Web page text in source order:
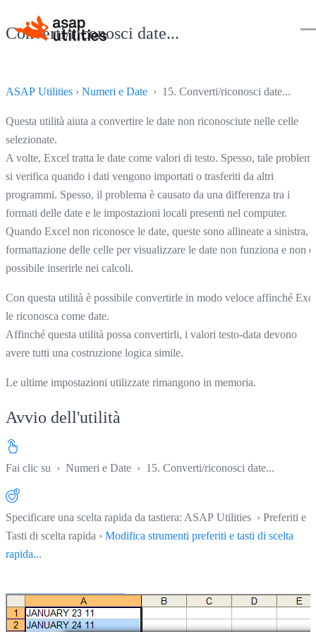
Converti/riconosci date...
ASAP Utilities › Numeri e Date › 15. Converti/riconosci date...
Questa utilità aiuta a convertire le date non riconosciute nelle celle
selezionate.
A volte, Excel tratta le date come valori di testo. Spesso, tale
si verifica quando i dati vengono importati o trasferiti da altri
programmi. Spesso, il problema è causato da una differenza tra i
formati delle date e le impostazioni locali presenti nel computer.
Quando Excel non riconosce le date, queste sono allineate a sinistra,
formattazione delle celle per visualizzare le date non funziona e non è
possibile inserirle nei calcoli.
Con questa utilità è possibile convertirle in modo veloce affinché
le riconosca come date.
Affinché questa utilità possa convertirli, i valori testo-data devono
avere tutti una costruzione logica simile.
Le ultime impostazioni utilizzate rimangono in memoria.
Avvio dell'utilità
Fai clic su › Numeri e Date › 15. Converti/riconosci date...
Specificare una scelta rapida da tastiera: ASAP Utilities › Preferiti e
Tasti di scelta rapida › Modifica strumenti preferiti e tasti di scelta
rapida...